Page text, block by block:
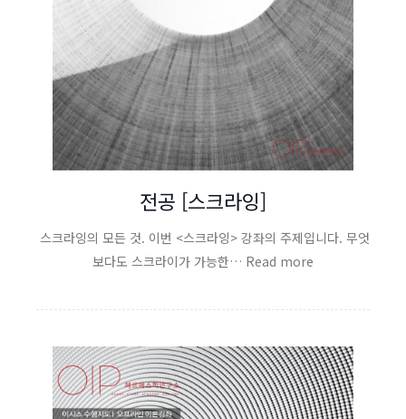
전공 [스크라잉]
스크라잉의 모든 것. 이번 <스크라잉> 강좌의 주제입니다. 무엇
보다도 스크라이가 가능한… Read more